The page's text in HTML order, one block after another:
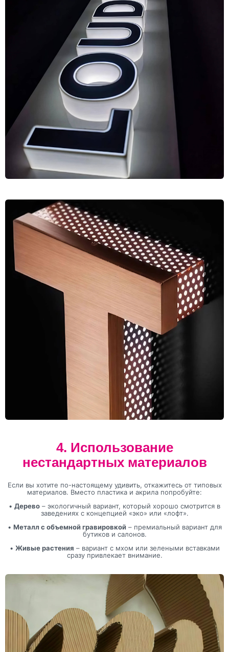
4. Использование
нестандартных материалов
Если вы хотите по-настоящему удивить, откажитесь от типовых
материалов. Вместо пластика и акрила попробуйте:
• Дерево – экологичный вариант, который хорошо смотрится в
заведениях с концепцией «эко» или «лофт».
• Металл с объемной гравировкой– премиальный вариант для
бутиков и салонов.
• Живые растения – вариант с мхом или зелеными вставками
сразу привлекает внимание.